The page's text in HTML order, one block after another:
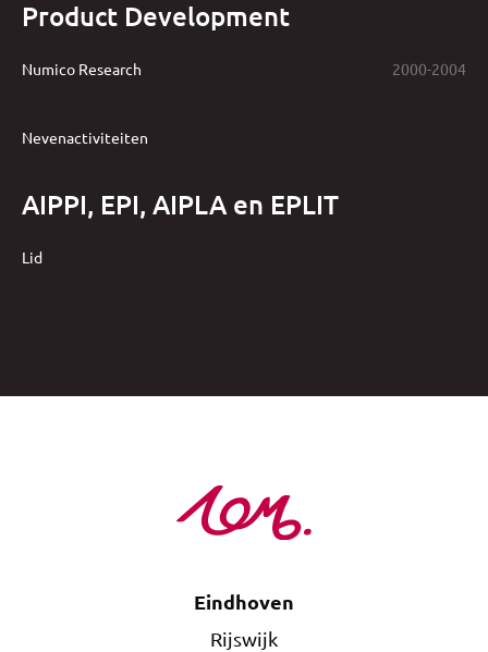
Product Development
Numico Research 2000-2004
Nevenactiviteiten
AIPPI, EPI, AIPLA en EPLIT
Lid
Eindhoven
Rijswijk